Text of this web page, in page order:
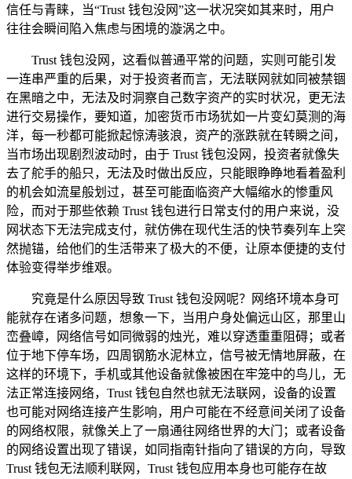
信任与青睐，当“Trust 钱包没网”这一状况突如其来时，用户
往往会瞬间陷入焦虑与困境的漩涡之中。
Trust 钱包没网，这看似普通平常的问题，实则可能引发
一连串严重的后果，对于投资者而言，无法联网就如同被禁锢
在黑暗之中，无法及时洞察自己数字资产的实时状况，更无法
进行交易操作，要知道，加密货币市场犹如一片变幻莫测的海
洋，每一秒都可能掀起惊涛骇浪，资产的涨跌就在转瞬之间，
当市场出现剧烈波动时，由于 Trust 钱包没网，投资者就像失
去了舵手的船只，无法及时做出反应，只能眼睁睁地看着盈利
的机会如流星般划过，甚至可能面临资产大幅缩水的惨重风
险，而对于那些依赖 Trust 钱包进行日常支付的用户来说，没
网状态下无法完成支付，就仿佛在现代生活的快节奏列车上突
然抛锚，给他们的生活带来了极大的不便，让原本便捷的支付
体验变得举步维艰。
究竟是什么原因导致 Trust 钱包没网呢？网络环境本身可
能就存在诸多问题，想象一下，当用户身处偏远山区，那里山
峦叠嶂，网络信号如同微弱的烛光，难以穿透重重阻碍；或者
位于地下停车场，四周钢筋水泥林立，信号被无情地屏蔽，在
这样的环境下，手机或其他设备就像被困在牢笼中的鸟儿，无
法正常连接网络，Trust 钱包自然也就无法联网，设备的设置
也可能对网络连接产生影响，用户可能在不经意间关闭了设备
的网络权限，就像关上了一扇通往网络世界的大门；或者设备
的网络设置出现了错误，如同指南针指向了错误的方向，导致
Trust 钱包无法顺利联网，Trust 钱包应用本身也可能存在故